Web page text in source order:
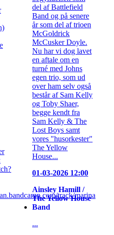
track/marina
del af Battlefield
Band og på senere
år som del af trioen
McGoldrick
McCusker Doyle.
Nu har vi dog lavet
en aftale om en
turné med Johns
egen trio, som ud
over ham selv også
består af Sam Kelly
og Toby Shaer,
begge kendt fra
Sam Kelly & The
Lost Boys samt
vores "husorkester"
The Yellow
House...
01-03-2026 12:00
Ainsley Hamill /
The Yellow House
Band
...